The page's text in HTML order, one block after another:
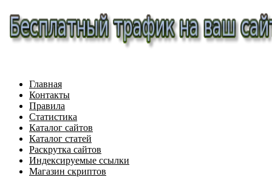
Главная
Контакты
Правила
Статистика
Каталог сайтов
Каталог статей
Раскрутка сайтов
Индексируемые ссылки
Магазин скриптов